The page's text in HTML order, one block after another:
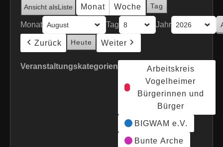
Ansicht alsListe Monat Woche Tag
Monat Tag Jahr
Zurück Heute Weiter
Veranstaltungskategorien
Arbeitskreis
Vogelheimer
Bürgerinnen und
Bürger
BIGWAM e.V.
Bunte Arche